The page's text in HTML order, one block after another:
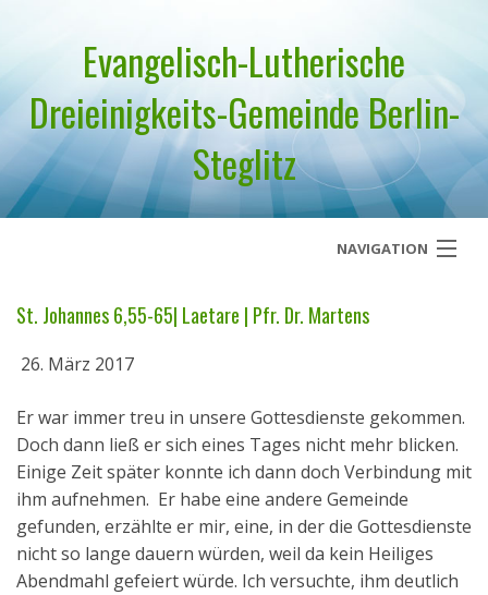
Evangelisch-Lutherische
Dreieinigkeits-Gemeinde Berlin-
Steglitz
NAVIGATION
Über uns
Geistliches Wort
Termine
Aktuelles
Kontakt
St. Johannes 6,55-65| Laetare | Pfr. Dr. Martens
26. März 2017
Er war immer treu in unsere Gottesdienste gekommen.
Doch dann ließ er sich eines Tages nicht mehr blicken.
Einige Zeit später konnte ich dann doch Verbindung mit
ihm aufnehmen. Er habe eine andere Gemeinde
gefunden, erzählte er mir, eine, in der die Gottesdienste
nicht so lange dauern würden, weil da kein Heiliges
Abendmahl gefeiert würde. Ich versuchte, ihm deutlich